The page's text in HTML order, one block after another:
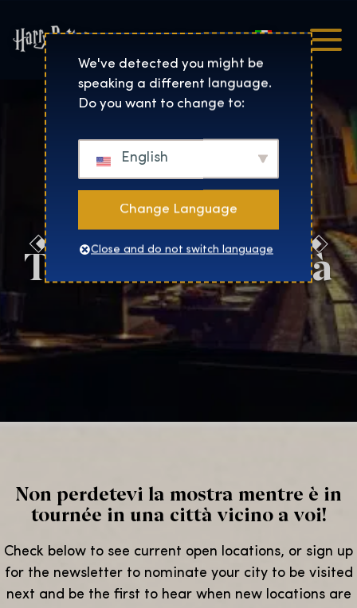
Harry Potter™: The
Italiano
Trova la tua città
Non perdetevi la mostra mentre è in
tournée in una città vicino a voi!
Check below to see current open locations, or sign up
for the newsletter to nominate your city to be visited
next and be the first to hear when new locations are
We've detected you might be
speaking a different language.
Do you want to change to:
English
Change Language
Close and do not switch language